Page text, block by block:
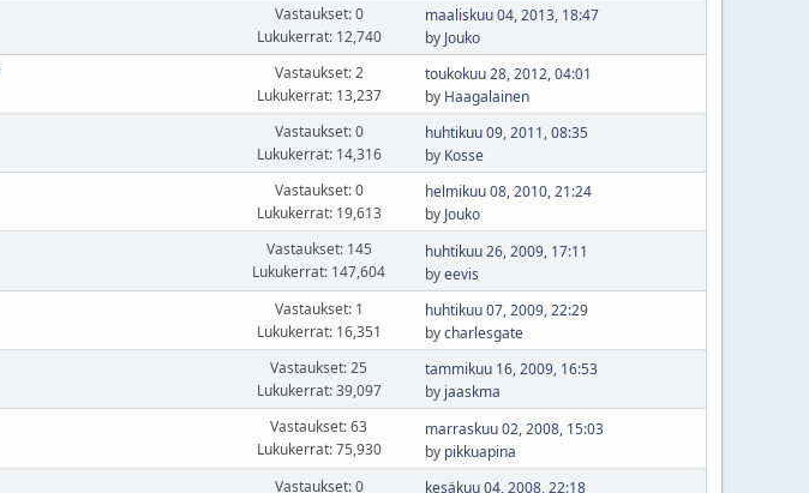
Vastaukset: 0
Lukukerrat: 12,740
maaliskuu 04, 2013, 18:47
by Jouko
Vastaukset: 2
Lukukerrat: 13,237
toukokuu 28, 2012, 04:01
by Haagalainen
Vastaukset: 0
Lukukerrat: 14,316
huhtikuu 09, 2011, 08:35
by Kosse
Vastaukset: 0
Lukukerrat: 19,613
helmikuu 08, 2010, 21:24
by Jouko
Vastaukset: 145
Lukukerrat: 147,604
huhtikuu 26, 2009, 17:11
byeevis
Vastaukset: 1
Lukukerrat: 16,351
huhtikuu 07, 2009, 22:29
bycharlesgate
Vastaukset: 25
Lukukerrat: 39,097
tammikuu 16, 2009, 16:53
by jaaskma
Vastaukset: 63
Lukukerrat: 75,930
marraskuu 02, 2008, 15:03
by pikkuapina
Vastaukset: 0
kesäkuu 04, 2008, 22:18